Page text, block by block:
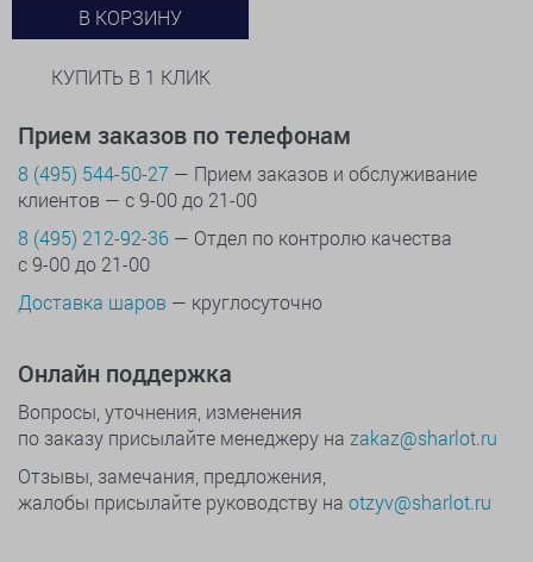
В КОРЗИНУ
КУПИТЬ В 1 КЛИК
Прием заказов по телефонам
8 (495) 544-50-27 — Прием заказов и обслуживание
клиентов — с 9-00 до 21-00
8 (495) 212-92-36 — Отдел по контролю качества
с 9-00 до 21-00
Доставка шаров — круглосуточно
Онлайн поддержка
Вопросы, уточнения, изменения
по заказу присылайте менеджеру на zakaz@sharlot.ru
Отзывы, замечания, предложения,
жалобы присылайте руководству на otzyv@sharlot.ru